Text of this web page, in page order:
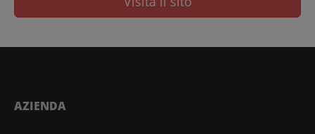
AZIENDA